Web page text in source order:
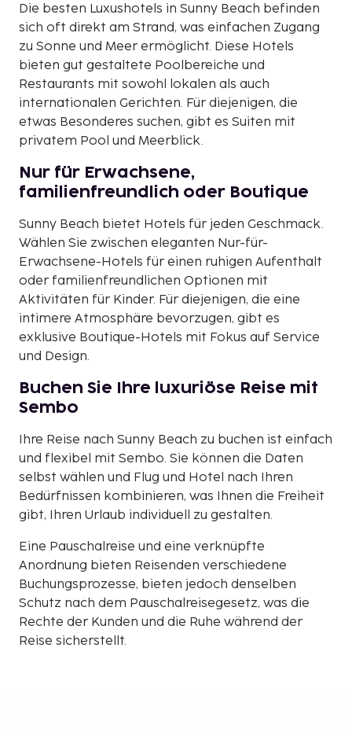
Die besten Luxushotels in Sunny Beach befinden
sich oft direkt am Strand, was einfachen Zugang
zu Sonne und Meer ermöglicht. Diese Hotels
bieten gut gestaltete Poolbereiche und
Restaurants mit sowohl lokalen als auch
internationalen Gerichten. Für diejenigen, die
etwas Besonderes suchen, gibt es Suiten mit
privatem Pool und Meerblick.
Nur für Erwachsene,
familienfreundlich oder Boutique
Sunny Beach bietet Hotels für jeden Geschmack.
Wählen Sie zwischen eleganten Nur-für-
Erwachsene-Hotels für einen ruhigen Aufenthalt
oder familienfreundlichen Optionen mit
Aktivitäten für Kinder. Für diejenigen, die eine
intimere Atmosphäre bevorzugen, gibt es
exklusive Boutique-Hotels mit Fokus auf Service
und Design.
Buchen Sie Ihre luxuriöse Reise mit
Sembo
Ihre Reise nach Sunny Beach zu buchen ist einfach
und flexibel mit Sembo. Sie können die Daten
selbst wählen und Flug und Hotel nach Ihren
Bedürfnissen kombinieren, was Ihnen die Freiheit
gibt, Ihren Urlaub individuell zu gestalten.
Eine Pauschalreise und eine verknüpfte
Anordnung bieten Reisenden verschiedene
Buchungsprozesse, bieten jedoch denselben
Schutz nach dem Pauschalreisegesetz, was die
Rechte der Kunden und die Ruhe während der
Reise sicherstellt.